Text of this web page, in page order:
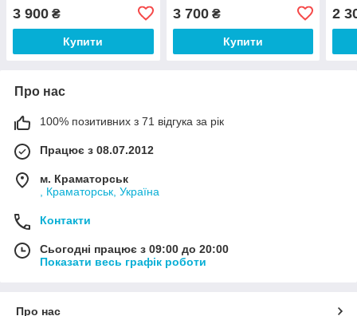
3 900 ₴
Купити
3 700₴
Купити
2
Про нас
100% позитивних з 71 відгука за рік
Працює з 08.07.2012
м. Краматорськ
, Краматорськ, Україна
Контакти
Сьогодні працює з 09:00 до 20:00
Показати весь графік роботи
Про нас